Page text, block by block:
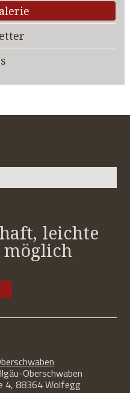
leichte
möglich
Oberschwaben
4, 88364 Wolfegg